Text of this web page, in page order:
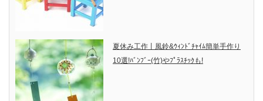
夏休み工作丨風鈴&ｳｨﾝﾄﾞﾁｬｲﾑ簡単手作り
10選!ﾊﾞﾝﾌﾞｰ(竹)やﾌﾟﾗｽﾁｯｸも!